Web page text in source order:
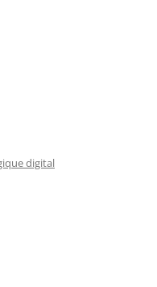
digital